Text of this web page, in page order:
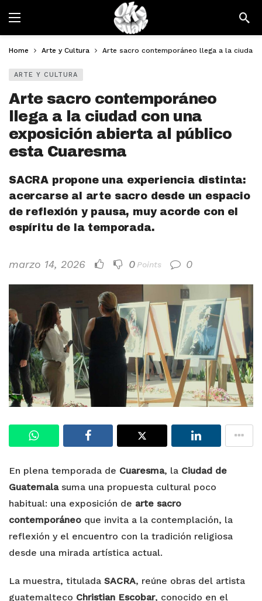
Home Arte y Cultura Arte sacro contemporáneo llega a la ciudad
ARTE Y CULTURA
Arte sacro contemporáneo
llega a la ciudad con una
exposición abierta al público
esta Cuaresma
SACRA propone una experiencia distinta:
acercarse al arte sacro desde un espacio
de reflexión y pausa, muy acorde con el
espíritu de la temporada.
marzo 14, 2026 0 Points 0
En plena temporada de Cuaresma, la Ciudad de
Guatemalasuma una propuesta cultural poco
habitual: una exposición de arte sacro
contemporáneo que invita a la contemplación, la
reflexión y el encuentro con la tradición religiosa
desde una mirada artística actual.
La muestra, titulada SACRA, reúne obras del artista
guatemalteco Christian Escobar, conocido en el